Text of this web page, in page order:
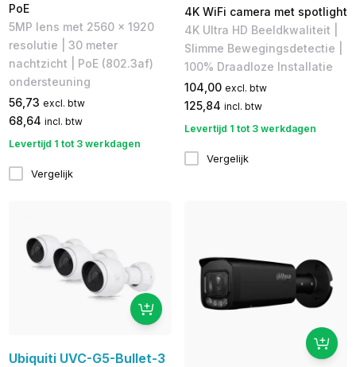
PoE
5MP lens met 2560 x 1920
resolutie | 30 meter
nachtzicht | PoE (802.3af)
ondersteuning
56,73 excl. btw
68,64 incl. btw
Levertijd 1 tot 3 werkdagen
Vergelijk
4K WiFi camera met spotlight
4K Ultra HD Beeldkwaliteit |
Slimme Bewegingsdetectie |
100% Draadloze Installatie
104,00 excl. btw
125,84 incl. btw
Levertijd 1 tot 3 werkdagen
Vergelijk
Ubiquiti UVC-G5-Bullet-3